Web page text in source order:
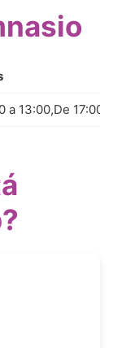
a 13:00,De 17:00